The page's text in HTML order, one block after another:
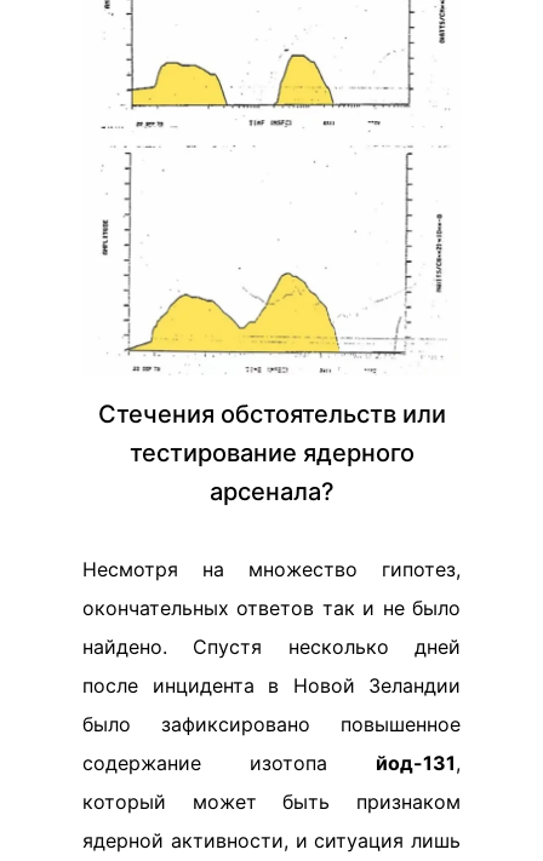
Стечения обстоятельств или
тестирование ядерного
арсенала?
Несмотря на множество гипотез,
окончательных ответов так и не было
найдено. Спустя несколько дней
после инцидента в Новой Зеландии
было зафиксировано повышенное
содержание изотопа йод-131,
который может быть признаком
ядерной активности, и ситуация лишь